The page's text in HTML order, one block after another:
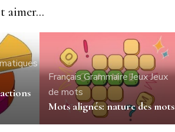
aimer...
FrançaisGrammaireJeuxJeux
de mots
Mots alignés: nature des mots